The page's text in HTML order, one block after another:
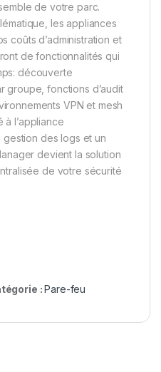
de votre parc.
les appliances
coûts d’administration et
de fonctionnalités qui
découverte
groupe, fonctions d’audit
VPN et mesh
à l’appliance
gestion des logs et un
devient la solution
de votre sécurité
:Pare-feu